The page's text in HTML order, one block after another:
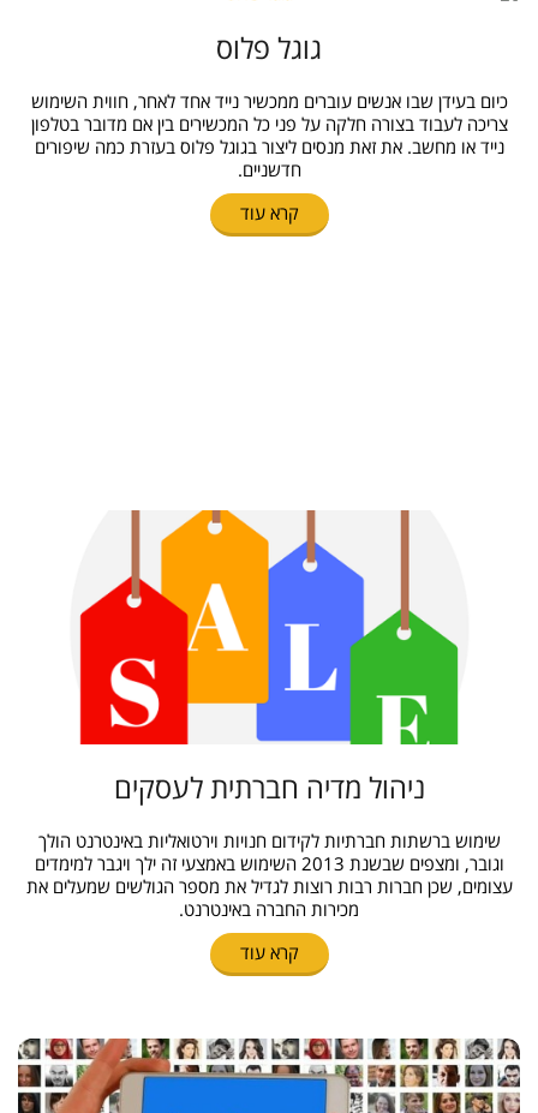
גוגל פלוס
כיום בעידן שבו אנשים עוברים ממכשיר נייד אחד לאחר, חווית השימוש
צריכה לעבוד בצורה חלקה על פני כל המכשירים בין אם מדובר בטלפון
נייד או מחשב. את זאת מנסים ליצור בגוגל פלוס בעזרת כמה שיפורים
חדשניים.
קרא עוד
ניהול מדיה חברתית לעסקים
שימוש ברשתות חברתיות לקידום חנויות וירטואליות באינטרנט הולך
וגובר, ומצפים שבשנת 2013 השימוש באמצעי זה ילך ויגבר למימדים
עצומים, שכן חברות רבות רוצות לגדיל את מספר הגולשים שמעלים את
מכירות החברה באינטרנט.
קרא עוד